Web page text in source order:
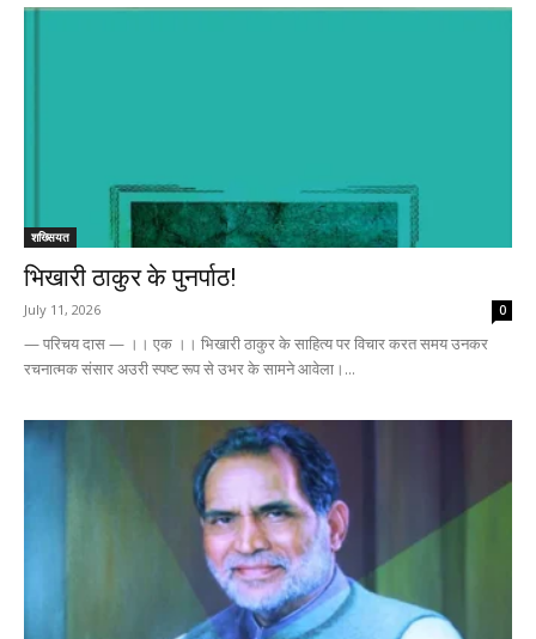
शख्सियत
भिखारी ठाकुर के पुनर्पाठ!
July 11, 2026 0
— परिचय दास — ।। एक ।। भिखारी ठाकुर के साहित्य पर विचार करत समय उनकर
रचनात्मक संसार अउरी स्पष्ट रूप से उभर के सामने आवेला।...